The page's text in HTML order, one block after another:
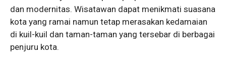
dan modernitas. Wisatawan dapat menikmati suasana
kota yang ramai namun tetap merasakan kedamaian
di kuil-kuil dan taman-taman yang tersebar di berbagai
penjuru kota.